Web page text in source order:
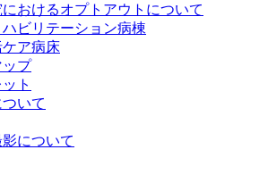
おけるオプトアウトについて
ハビリテーション病棟
ア病床
ップ
ト
いて
について